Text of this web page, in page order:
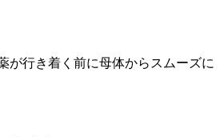
が行き着く前に母体からスムーズに